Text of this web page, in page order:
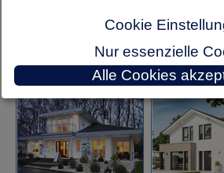
Lechner Massivhaus
Cookie
Nur essenzielle
Alle Cookies